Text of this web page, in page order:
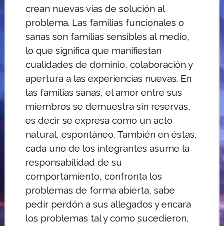
crean nuevas vías de solución al
problema. Las familias funcionales o
sanas son familias sensibles al medio,
lo que signi­fica que manifiestan
cualidades de domi­nio, colaboración y
apertura a las expe­riencias nuevas. En
las familias sanas, el amor entre sus
miembros se demuestra sin reservas,
es decir se expresa como un acto
natural, espontáneo. También en éstas,
cada uno de los integrantes asume la
responsabilidad de su
comportamiento, confronta los
problemas de forma abierta, sabe
pedir perdón a sus allegados y enca­ra
los problemas tal y como sucedieron,